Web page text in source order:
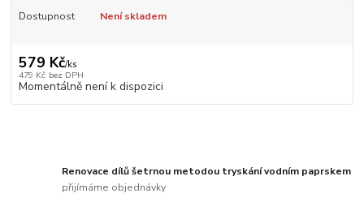
Dostupnost Není skladem
579 Kč/ks
479 Kč bez DPH
Momentálně není k dispozici
Renovace dílů šetrnou metodou tryskání vodním paprskem
přijímáme objednávky